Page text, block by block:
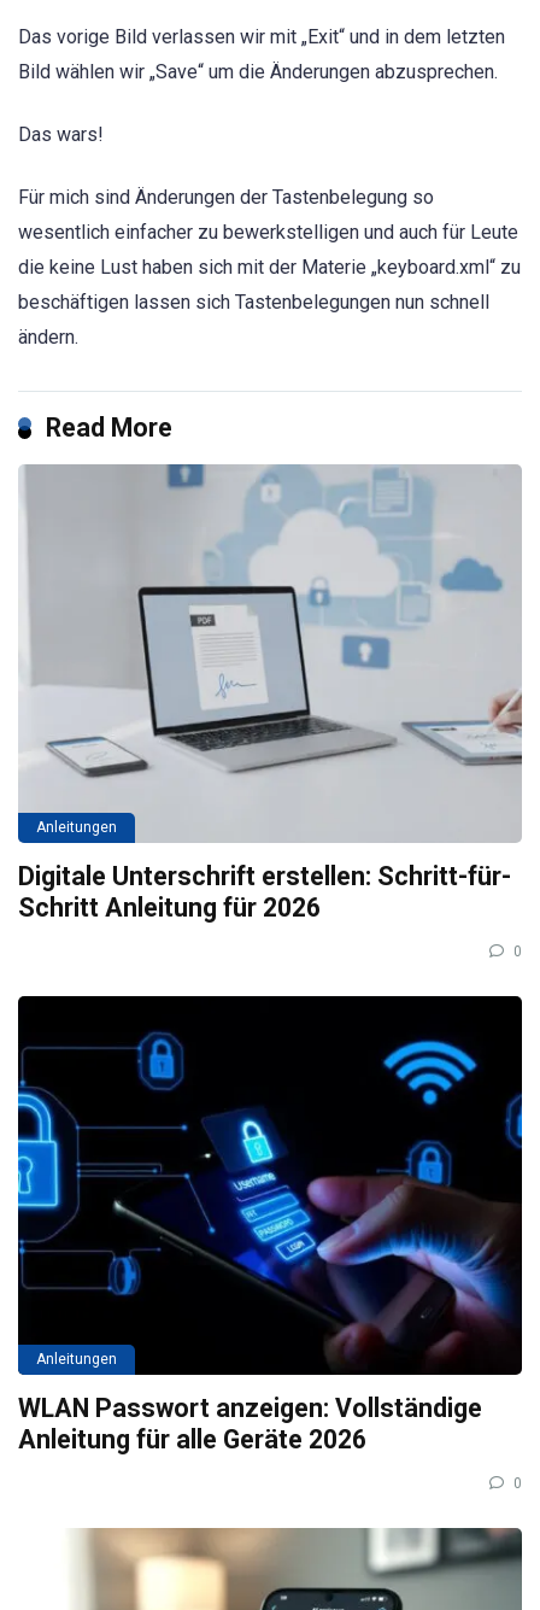
Das vorige Bild verlassen wir mit „Exit“ und in dem letzten
Bild wählen wir „Save“ um die Änderungen abzusprechen.
Das wars!
Für mich sind Änderungen der Tastenbelegung so
wesentlich einfacher zu bewerkstelligen und auch für Leute
die keine Lust haben sich mit der Materie „keyboard.xml“ zu
beschäftigen lassen sich Tastenbelegungen nun schnell
ändern.
Read More
Anleitungen
Digitale Unterschrift erstellen: Schritt-für-
Schritt Anleitung für 2026
0
Anleitungen
WLAN Passwort anzeigen: Vollständige
Anleitung für alle Geräte 2026
0